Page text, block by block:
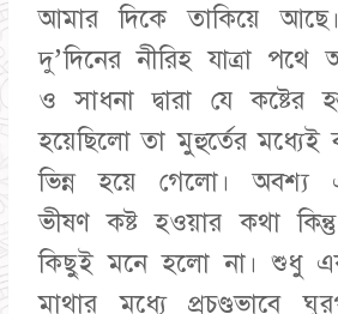
আমার দিকে তাকিয়ে
দু’দিনের নীরিহ যাত্রা পথে
ও সাধনা দ্বারা যে কষ্টের
হয়েছিলো তা মুহুর্তের মধ্যেই
ভিন্ন হয়ে গেলো। অবশ্য
ভীষণ কষ্ট হওয়ার কথা
কিছুই মনে হলো না। শুধু
মাথার মধ্যে প্রচণ্ডভাবে